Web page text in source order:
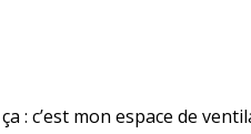
: c’est mon espace de